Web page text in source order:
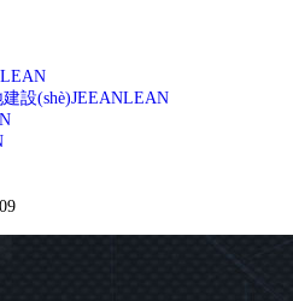
設(shè)JEEANLEAN